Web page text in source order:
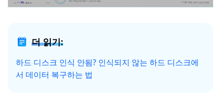
더 읽기:
하드 디스크 인식 안됨? 인식되지 않는 하드 디스크에
서 데이터 복구하는 법